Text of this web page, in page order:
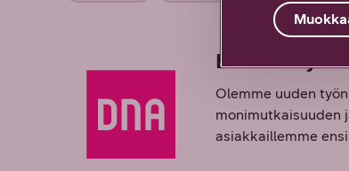
DNA
Olemme uuden
monimutkaisuuden
asiakkaillemme